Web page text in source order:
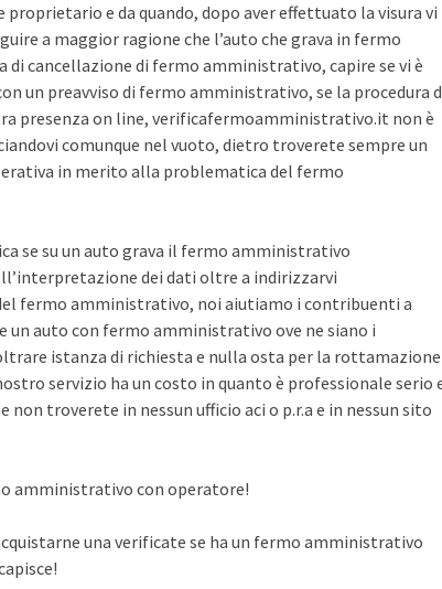
e da quando, dopo aver effettuato la visura vi
a maggior ragione che l’auto che grava in fermo
cancellazione di fermo amministrativo, capire se vi è
un preavviso di fermo amministrativo, se la procedura
presenza on line, verificafermoamministrativo.it non è
comunque nel vuoto, dietro troverete sempre un
in merito alla problematica del fermo
se su un auto grava il fermo amministrativo
dei dati oltre a indirizzarvi
fermo amministrativo, noi aiutiamo i contribuenti a
auto con fermo amministrativo ove ne siano i
istanza di richiesta e nulla osta per la rottamazione
servizio ha un costo in quanto è professionale serio
troverete in nessun ufficio aci o p.r.a e in nessun sito
amministrativo con operatore!
una verificate se ha un fermo amministrativo